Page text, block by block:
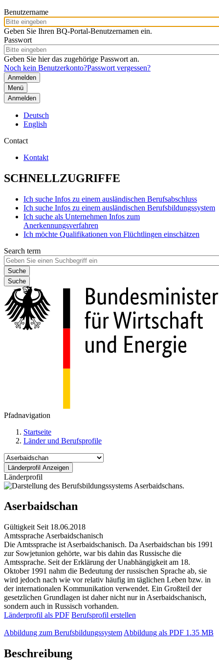
Benutzername
Geben Sie Ihren BQ-Portal-Benutzernamen ein.
Passwort
Geben Sie hier das zugehörige Passwort an.
Noch kein Benutzerkonto?Passwort vergessen?
Menü
Anmelden
Deutsch
English
Contact
Kontakt
SCHNELLZUGRIFFE
Ich suche Infos zu einem ausländischen Berufsabschluss
Ich suche Infos zu einem ausländischen Berufsbildungssystem
Ich suche als Unternehmen Infos zum
Anerkennungsverfahren
Ich möchte Qualifikationen von Flüchtlingen einschätzen
Search term
Suche
Pfadnavigation
Startseite
Länder und Berufsprofile
Länderprofil
Aserbaidschan
Gültigkeit Seit 18.06.2018
Amtssprache Aserbaidschanisch
Die Amtssprache ist Aserbaidschanisch. Da Aserbaidschan bis 1991
zur Sowjetunion gehörte, war bis dahin das Russische die
Amtssprache. Seit der Erklärung der Unabhängigkeit am 18.
Oktober 1991 nahm die Bedeutung der russischen Sprache ab, sie
wird jedoch nach wie vor relativ häufig im täglichen Leben bzw. in
der internationalen Kommunikation verwendet. Ein Großteil der
gesetzlichen Grundlagen ist daher nicht nur in Aserbaidschanisch,
sondern auch in Russisch vorhanden.
Länderprofil als PDF Berufsprofil erstellen
Abbildung zum Berufsbildungssystem Abbildung als PDF 1.35 MB
Beschreibung